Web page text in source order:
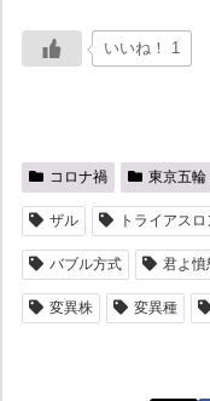
いいね！ 1
コロナ禍 東京五輪
ザル トライアスロ
バブル方式 君よ憤
変異株 変異種